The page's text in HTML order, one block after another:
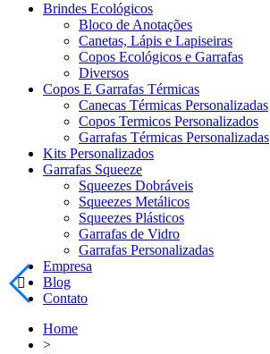
Brindes Ecológicos
Bloco de Anotações
Canetas, Lápis e Lapiseiras
Copos Ecológicos e Garrafas
Diversos
Copos E Garrafas Térmicas
Canecas Térmicas Personalizadas
Copos Termicos Personalizados
Garrafas Térmicas Personalizadas
Kits Personalizados
Garrafas Squeeze
Squeezes Dobráveis
Squeezes Metálicos
Squeezes Plásticos
Garrafas de Vidro
Garrafas Personalizadas
Empresa
Blog
Contato
Home
>